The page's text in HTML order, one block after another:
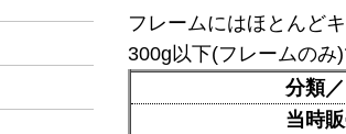
フレームにはほとんど
300g以下(フレームのみ
分類
当時